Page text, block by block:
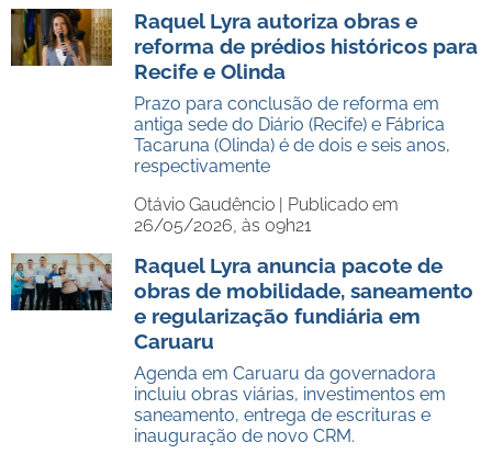
Raquel Lyra autoriza obras e
reforma de prédios históricos para
Recife e Olinda
Prazo para conclusão de reforma em
antiga sede do Diário (Recife) e Fábrica
Tacaruna (Olinda) é de dois e seis anos,
respectivamente
Otávio Gaudêncio | Publicado em
26/05/2026, às 09h21
Raquel Lyra anuncia pacote de
obras de mobilidade, saneamento
e regularização fundiária em
Caruaru
Agenda em Caruaru da governadora
incluiu obras viárias, investimentos em
saneamento, entrega de escrituras e
inauguração de novo CRM.